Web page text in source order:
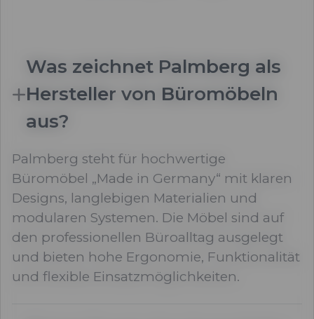
Was zeichnet Palmberg als
Hersteller von Büromöbeln
aus?
Palmberg steht für hochwertige
Büromöbel „Made in Germany“ mit klaren
Designs, langlebigen Materialien und
modularen Systemen. Die Möbel sind auf
den professionellen Büroalltag ausgelegt
und bieten hohe Ergonomie, Funktionalität
und flexible Einsatzmöglichkeiten.